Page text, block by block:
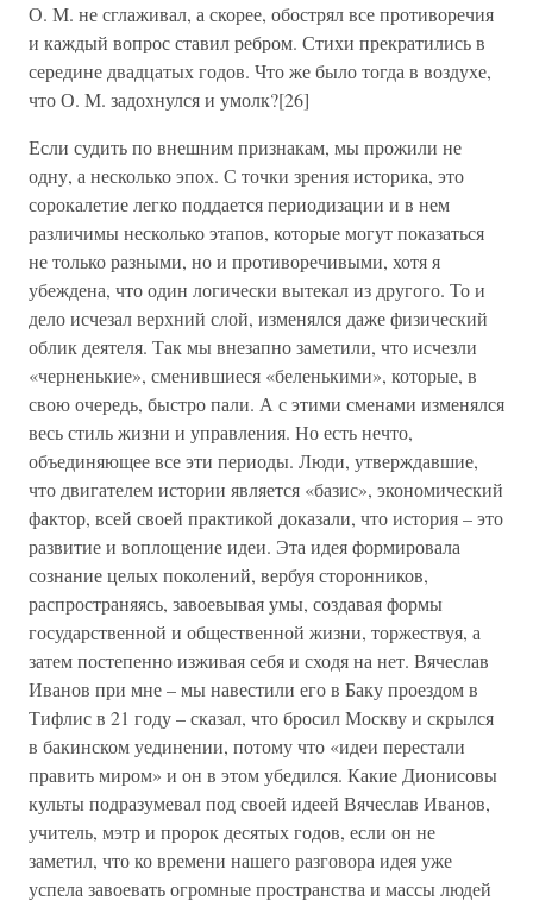
О. М. не сглаживал, а скорее, обострял все противоречия
и каждый вопрос ставил ребром. Стихи прекратились в
середине двадцатых годов. Что же было тогда в воздухе,
что О. М. задохнулся и умолк?[26]
Если судить по внешним признакам, мы прожили не
одну, а несколько эпох. С точки зрения историка, это
сорокалетие легко поддается периодизации и в нем
различимы несколько этапов, которые могут показаться
не только разными, но и противоречивыми, хотя я
убеждена, что один логически вытекал из другого. То и
дело исчезал верхний слой, изменялся даже физический
облик деятеля. Так мы внезапно заметили, что исчезли
«черненькие», сменившиеся «беленькими», которые, в
свою очередь, быстро пали. А с этими сменами изменялся
весь стиль жизни и управления. Но есть нечто,
объединяющее все эти периоды. Люди, утверждавшие,
что двигателем истории является «базис», экономический
фактор, всей своей практикой доказали, что история – это
развитие и воплощение идеи. Эта идея формировала
сознание целых поколений, вербуя сторонников,
распространяясь, завоевывая умы, создавая формы
государственной и общественной жизни, торжествуя, а
затем постепенно изживая себя и сходя на нет. Вячеслав
Иванов при мне – мы навестили его в Баку проездом в
Тифлис в 21 году – сказал, что бросил Москву и скрылся
в бакинском уединении, потому что «идеи перестали
править миром» и он в этом убедился. Какие Дионисовы
культы подразумевал под своей идеей Вячеслав Иванов,
учитель, мэтр и пророк десятых годов, если он не
заметил, что ко времени нашего разговора идея уже
успела завоевать огромные пространства и массы людей